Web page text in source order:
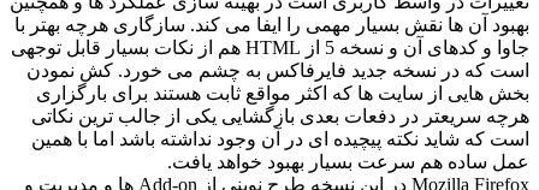
بهبود آن ها نقش بسیار مهمی را ایفا می کند. سازگاری هرچه بهتر با
جاوا و کدهای آن و نسخه 5 از HTML هم از نکات بسیار قابل توجهی
است که در نسخه جدید فایرفاکس به چشم می خورد. کش نمودن
بخش هایی از سایت ها که اکثر مواقع ثابت هستند برای بارگزاری
هرچه سریعتر در دفعات بعدی بازگشایی یکی از جالب ترین نکاتی
است که شاید نکته پیچیده ای در آن وجود نداشته باشد اما با همین
عمل ساده هم سرعت بسیار بهبود خواهد یافت.
Mozilla Firefox در این نسخه طرح نوینی از Add-on ها و مدیریت و